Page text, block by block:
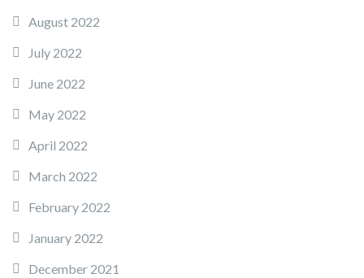
August 2022
July 2022
June 2022
May 2022
April 2022
March 2022
February 2022
January 2022
December 2021